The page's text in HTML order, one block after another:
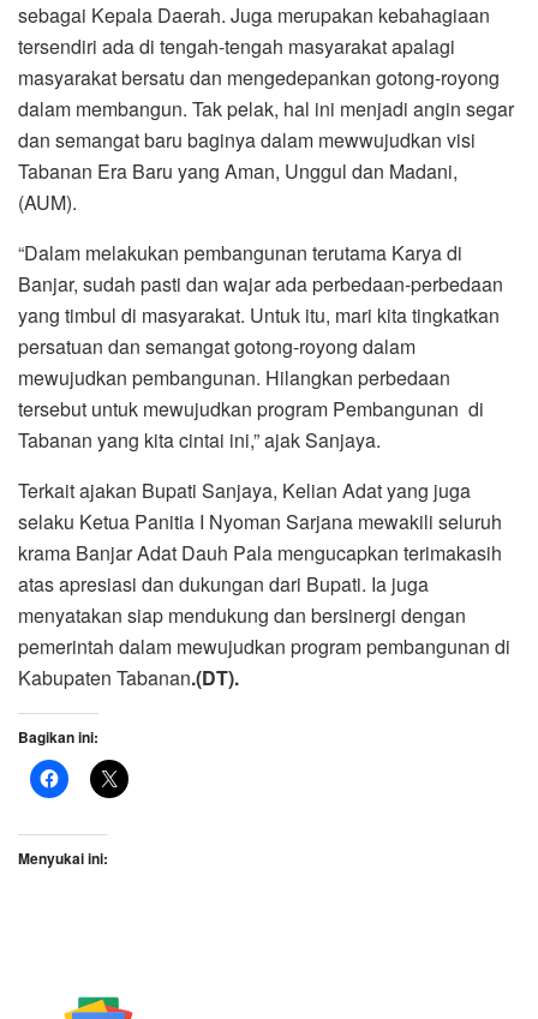
sebagai Kepala Daerah. Juga merupakan kebahagiaan
tersendiri ada di tengah-tengah masyarakat apalagi
masyarakat bersatu dan mengedepankan gotong-royong
dalam membangun. Tak pelak, hal ini menjadi angin segar
dan semangat baru baginya dalam mewwujudkan visi
Tabanan Era Baru yang Aman, Unggul dan Madani,
(AUM).
“Dalam melakukan pembangunan terutama Karya di
Banjar, sudah pasti dan wajar ada perbedaan-perbedaan
yang timbul di masyarakat. Untuk itu, mari kita tingkatkan
persatuan dan semangat gotong-royong dalam
mewujudkan pembangunan. Hilangkan perbedaan
tersebut untuk mewujudkan program Pembangunan di
Tabanan yang kita cintai ini,” ajak Sanjaya.
Terkait ajakan Bupati Sanjaya, Kelian Adat yang juga
selaku Ketua Panitia I Nyoman Sarjana mewakili seluruh
krama Banjar Adat Dauh Pala mengucapkan terimakasih
atas apresiasi dan dukungan dari Bupati. Ia juga
menyatakan siap mendukung dan bersinergi dengan
pemerintah dalam mewujudkan program pembangunan di
Kabupaten Tabanan.(DT).
Bagikan ini:
Menyukai ini: